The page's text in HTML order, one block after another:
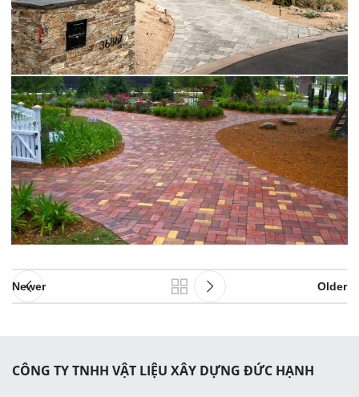
Newer Older
CÔNG TY TNHH VẬT LIỆU XÂY DỰNG ĐỨC HẠNH